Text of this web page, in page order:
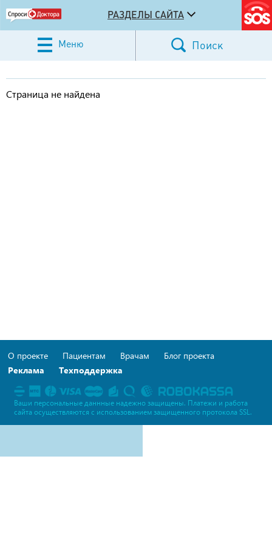
РАЗДЕЛЫ САЙТА
Меню Поиск
Страница не найдена
О проекте Пациентам Врачам
Блог проекта
Реклама
Техподдержка
Ваши персональные даннные надежно защищены. Платежи и работа
сайта осуществляются c использованием защищенного протокола SSL.